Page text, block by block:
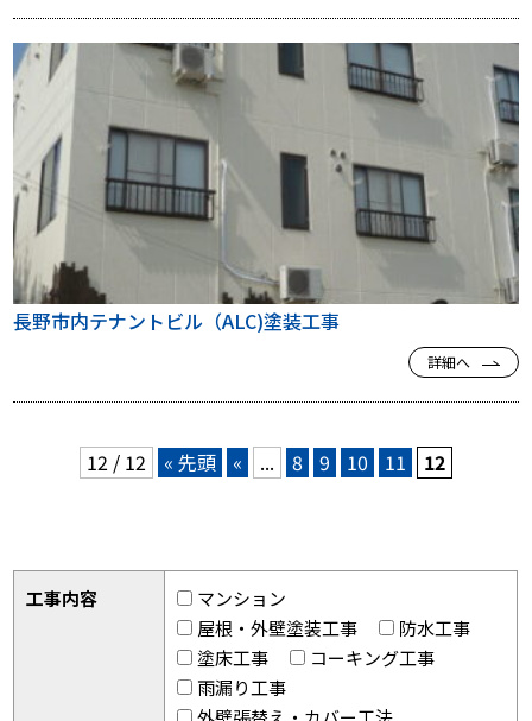
長野市内テナントビル（ALC)塗装工事
詳細へ
12 / 12 « 先頭 « ... 8 9 10 11 12
工事内容
マンション
屋根・外壁塗装工事
防水工事
塗床工事
コーキング工事
雨漏り工事